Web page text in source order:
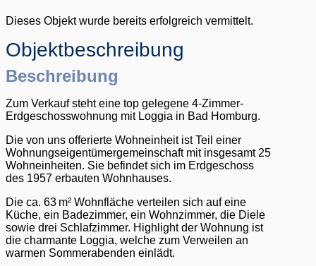
Dieses Objekt wurde bereits erfolgreich vermittelt.
Objekt­beschreibung
Beschreibung
Zum Verkauf steht eine top gelegene 4-Zimmer-
Erdgeschosswohnung mit Loggia in Bad Homburg.
Die von uns offerierte Wohneinheit ist Teil einer
Wohnungseigentümergemeinschaft mit insgesamt 25
Wohneinheiten. Sie befindet sich im Erdgeschoss
des 1957 erbauten Wohnhauses.
Die ca. 63 m² Wohnfläche verteilen sich auf eine
Küche, ein Badezimmer, ein Wohnzimmer, die Diele
sowie drei Schlafzimmer. Highlight der Wohnung ist
die charmante Loggia, welche zum Verweilen an
warmen Sommerabenden einlädt.